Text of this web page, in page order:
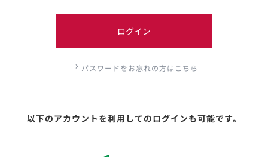
ログイン
パスワードをお忘れの方はこちら
以下のアカウントを利用してのログインも可能です。